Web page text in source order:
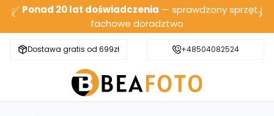
✅ Ponad 20 lat doświadczenia — sprawdzony sprzęt i
fachowe doradztwo
Dostawa gratis od 699zł Bezpieczna wysyłka
+48504082524